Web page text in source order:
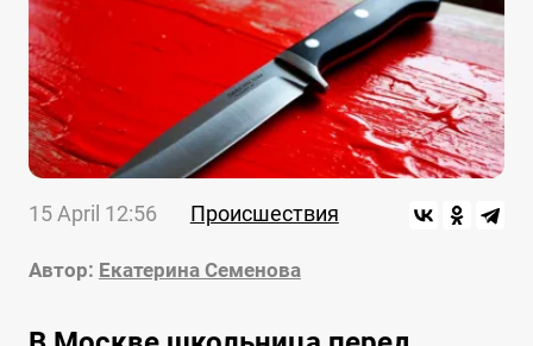
15 April 12:56 Происшествия
Автор: Екатерина Семенова